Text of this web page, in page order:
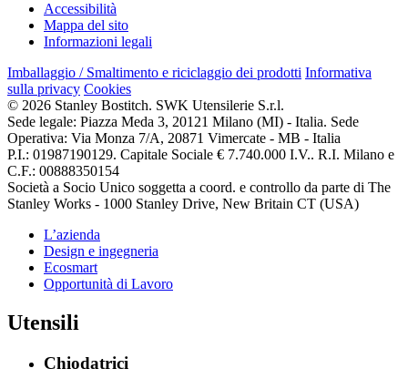
Accessibilità
Mappa del sito
Informazioni legali
Imballaggio / Smaltimento e riciclaggio dei prodotti Informativa
sulla privacy Cookies
© 2026 Stanley Bostitch. SWK Utensilerie S.r.l.
Sede legale: Piazza Meda 3, 20121 Milano (MI) - Italia. Sede
Operativa: Via Monza 7/A, 20871 Vimercate - MB - Italia
P.I.: 01987190129. Capitale Sociale € 7.740.000 I.V.. R.I. Milano e
C.F.: 00888350154
Società a Socio Unico soggetta a coord. e controllo da parte di The
Stanley Works - 1000 Stanley Drive, New Britain CT (USA)
L’azienda
Design e ingegneria
Ecosmart
Opportunità di Lavoro
Utensili
Chiodatrici